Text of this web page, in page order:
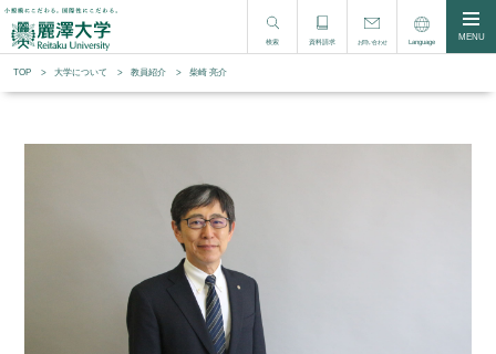
検索 資料請求 お問い合わせ Language MENU
TOP 大学について 教員紹介 柴崎 亮介